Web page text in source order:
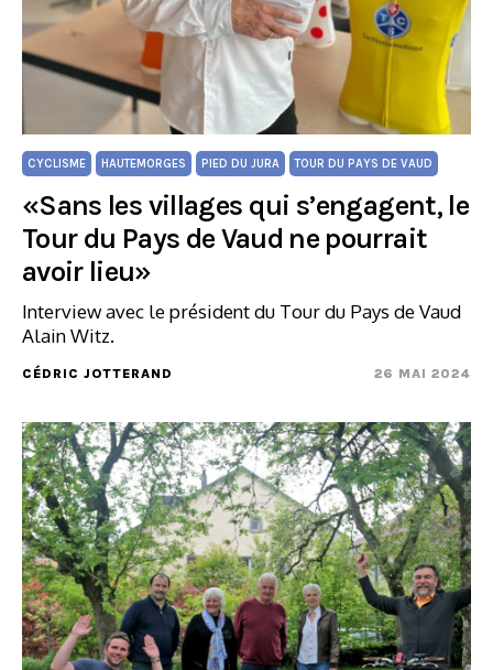
CYCLISME HAUTEMORGES PIED DU JURA TOUR DU PAYS DE VAUD
«Sans les villages qui s’engagent, le
Tour du Pays de Vaud ne pourrait
avoir lieu»
Interview avec le président du Tour du Pays de Vaud
Alain Witz.
CÉDRIC JOTTERAND 26 MAI 2024